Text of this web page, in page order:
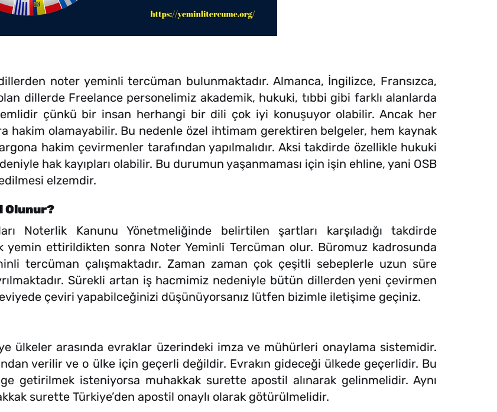
noter yeminli tercüman bulunmaktadır. Almanca, İngilizce, Fransızca,
dillerde Freelance personelimiz akademik, hukuki, tıbbi gibi farklı alanlarda
çünkü bir insan herhangi bir dili çok iyi konuşuyor olabilir. Ancak her
hakim olamayabilir. Bu nedenle özel ihtimam gerektiren belgeler, hem kaynak
hakim çevirmenler tarafından yapılmalıdır. Aksi takdirde özellikle hukuki
hak kayıpları olabilir. Bu durumun yaşanmaması için işin ehline, yani OSB
elzemdir.
Olunur?
Noterlik Kanunu Yönetmeliğinde belirtilen şartları karşıladığı takdirde
ettirildikten sonra Noter Yeminli Tercüman olur. Büromuz kadrosunda
tercüman çalışmaktadır. Zaman zaman çok çeşitli sebeplerle uzun süre
Sürekli artan iş hacmimiz nedeniyle bütün dillerden yeni çevirmen
çeviri yapabilceğinizi düşünüyorsanız lütfen bizimle iletişime geçiniz.
ülkeler arasında evraklar üzerindeki imza ve mühürleri onaylama sistemidir.
verilir ve o ülke için geçerli değildir. Evrakın gideceği ülkede geçerlidir. Bu
getirilmek isteniyorsa muhakkak surette apostil alınarak gelinmelidir. Aynı
surette Türkiye’den apostil onaylı olarak götürülmelidir.